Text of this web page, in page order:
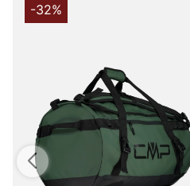
-32%